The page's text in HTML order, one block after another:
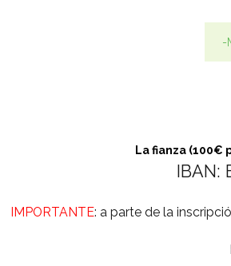
-
La fianza (100€
IBAN:
IMPORTANTE: a parte de la